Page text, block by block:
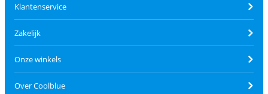
Klantenservice
Zakelijk
Onze winkels
Over Coolblue